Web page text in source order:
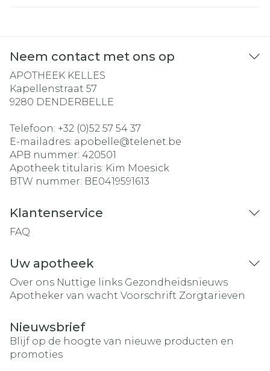
Neem contact met ons op
APOTHEEK KELLES
Kapellenstraat 57
9280 DENDERBELLE
Telefoon: +32 (0)52 57 54 37
E-mailadres: apobelle@telenet.be
APB nummer: 420501
Apotheek titularis: Kim Moesick
BTW nummer: BE0419591613
Klantenservice
FAQ
Uw apotheek
Over ons Nuttige links Gezondheidsnieuws
Apotheker van wacht Voorschrift Zorgtarieven
Nieuwsbrief
Blijf op de hoogte van nieuwe producten en
promoties